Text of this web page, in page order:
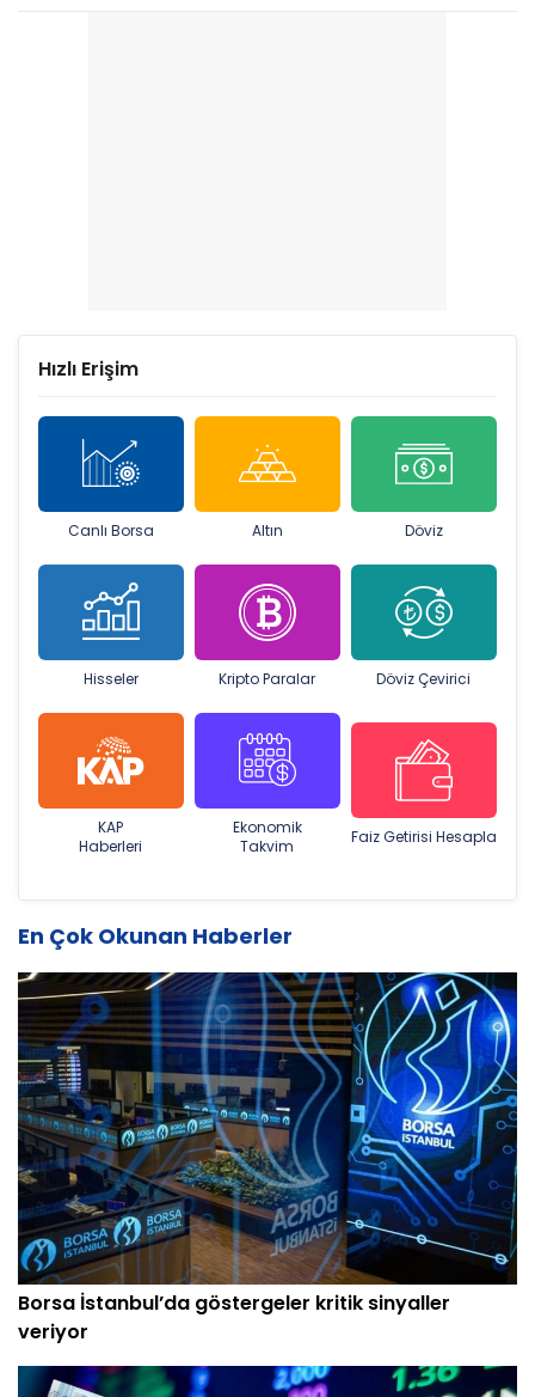
Hızlı Erişim
Canlı Borsa Altın Döviz
Hisseler Kripto Paralar Döviz Çevirici
KAP
Haberleri
Ekonomik
Takvim
Faiz Getirisi Hesapla
En Çok Okunan Haberler
Borsa İstanbul’da göstergeler kritik sinyaller
veriyor